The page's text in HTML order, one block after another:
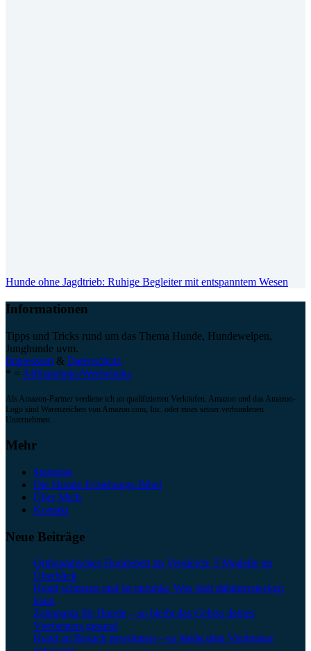
Hunde ohne Jagdtrieb: Ruhige Begleiter mit entspanntem Wesen
Informationen
Tipps und Tricks rund um das Thema Hunde, Hundewelpen,
Junghunde uvm.
Impressum & Datenschutz
* = Affiliatelinks/Werbelinks
Als Amazon-Partner verdiene ich an qualifizierten Verkäufen. Amazon und das Amazon-
Logo sind Warenzeichen von Amazon.com, Inc. oder eines seiner verbundenen
Unternehmen.
Mehr
Startseite
Die Hunde-Erziehungs-Bibel
Über Mich
Kontakt
Neue Beiträge
Orthopädisches Hundebett im Vergleich: 5 Modelle im
Überblick
Hund schmatzt und ist unruhig: Was jetzt dahinterstecken
kann
Zahnpasta für Hunde – so bleibt das Gebiss deines
Vierbeiners gesund
Hund an Besuch gewöhnen – so bleibt dein Vierbeiner